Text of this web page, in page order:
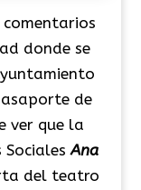
comentarios
donde se
de
ver que la
SocialesAna
del teatro